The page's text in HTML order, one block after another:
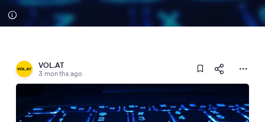
VOL.AT
3 months ago